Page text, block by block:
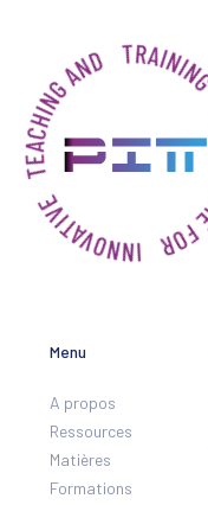
Menu
A propos
Ressources
Matières
Formations